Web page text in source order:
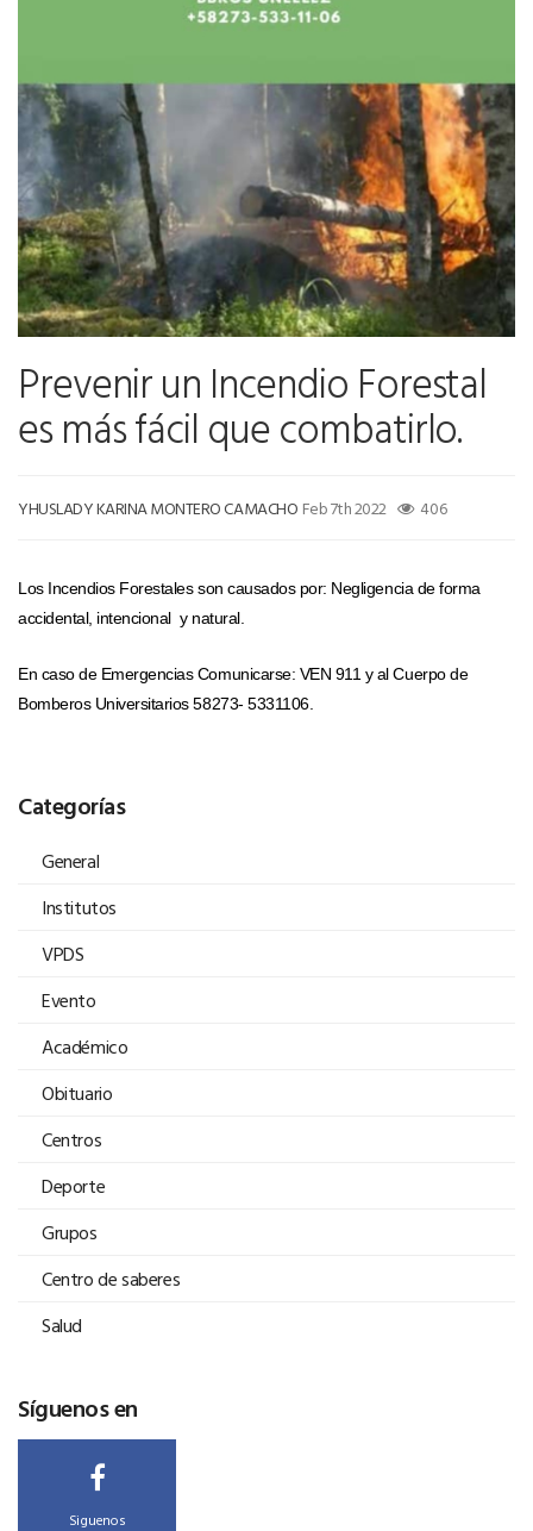
Prevenir un Incendio Forestal
es más fácil que combatirlo.
YHUSLADY KARINA MONTERO CAMACHO Feb 7th 2022 406
Los Incendios Forestales son causados por: Negligencia de forma
accidental, intencional y natural.
En caso de Emergencias Comunicarse: VEN 911 y al Cuerpo de
Bomberos Universitarios 58273- 5331106.
Categorías
General
Institutos
VPDS
Evento
Académico
Obituario
Centros
Deporte
Grupos
Centro de saberes
Salud
Síguenos en
Siguenos